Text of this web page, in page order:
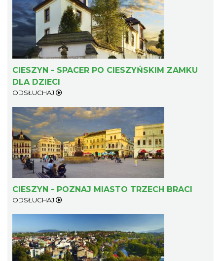
CIESZYN - SPACER PO CIESZYŃSKIM ZAMKU
DLA DZIECI
ODSŁUCHAJ
CIESZYN - POZNAJ MIASTO TRZECH BRACI
ODSŁUCHAJ